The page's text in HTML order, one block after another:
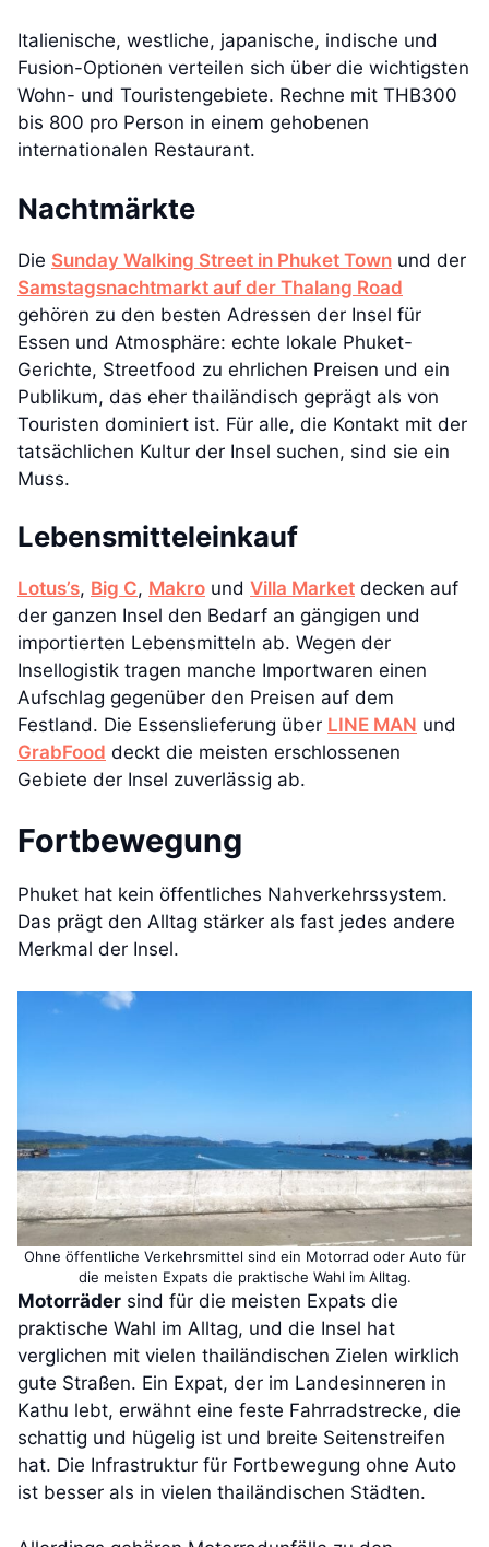
Italienische, westliche, japanische, indische und
Fusion-Optionen verteilen sich über die wichtigsten
Wohn- und Touristengebiete. Rechne mit THB300
bis 800 pro Person in einem gehobenen
internationalen Restaurant.
Nachtmärkte
Die Sunday Walking Street in Phuket Town und der
Samstagsnachtmarkt auf der Thalang Road
gehören zu den besten Adressen der Insel für
Essen und Atmosphäre: echte lokale Phuket-
Gerichte, Streetfood zu ehrlichen Preisen und ein
Publikum, das eher thailändisch geprägt als von
Touristen dominiert ist. Für alle, die Kontakt mit der
tatsächlichen Kultur der Insel suchen, sind sie ein
Muss.
Lebensmitteleinkauf
Lotus’s, Big C, Makro und Villa Market decken auf
der ganzen Insel den Bedarf an gängigen und
importierten Lebensmitteln ab. Wegen der
Insellogistik tragen manche Importwaren einen
Aufschlag gegenüber den Preisen auf dem
Festland. Die Essenslieferung über LINE MAN und
GrabFood deckt die meisten erschlossenen
Gebiete der Insel zuverlässig ab.
Fortbewegung
Phuket hat kein öffentliches Nahverkehrssystem.
Das prägt den Alltag stärker als fast jedes andere
Merkmal der Insel.
Ohne öffentliche Verkehrsmittel sind ein Motorrad oder Auto für
die meisten Expats die praktische Wahl im Alltag.
Motorräder sind für die meisten Expats die
praktische Wahl im Alltag, und die Insel hat
verglichen mit vielen thailändischen Zielen wirklich
gute Straßen. Ein Expat, der im Landesinneren in
Kathu lebt, erwähnt eine feste Fahrradstrecke, die
schattig und hügelig ist und breite Seitenstreifen
hat. Die Infrastruktur für Fortbewegung ohne Auto
ist besser als in vielen thailändischen Städten.